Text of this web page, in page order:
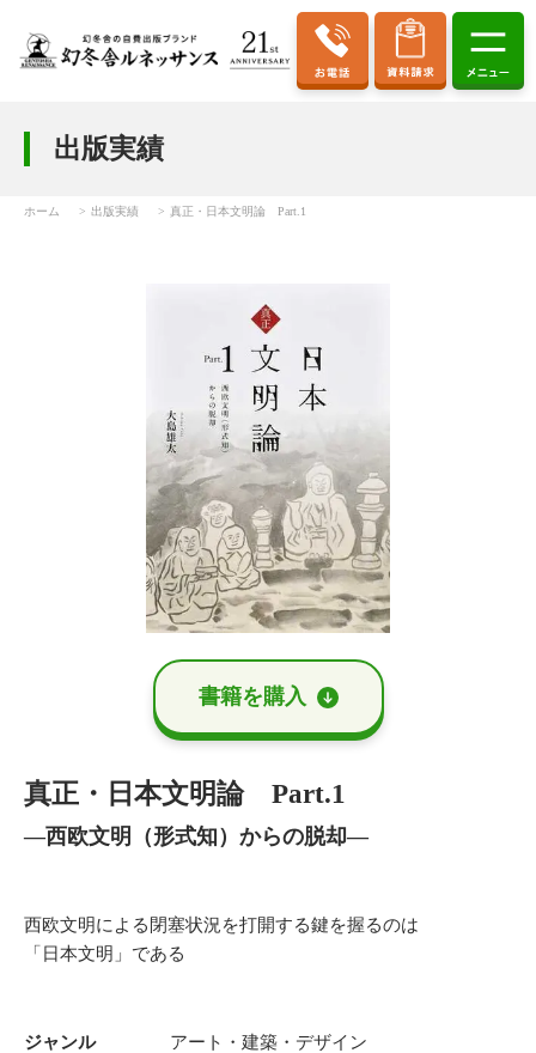
出版実績
ホーム 出版実績 真正・日本文明論 Part.1
書籍を購⼊
真正・日本文明論 Part.1
―西欧文明（形式知）からの脱却―
西欧文明による閉塞状況を打開する鍵を握るのは
「日本文明」である
ジャンル アート・建築・デザイン